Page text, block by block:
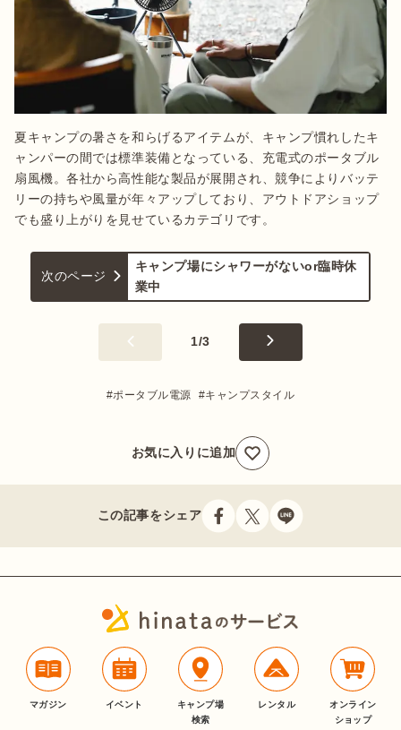
夏キャンプの暑さを和らげるアイテムが、キャンプ慣れしたキ
ャンパーの間では標準装備となっている、充電式のポータブル
扇風機。各社から高性能な製品が展開され、競争によりバッテ
リーの持ちや風量が年々アップしており、アウトドアショップ
でも盛り上がりを見せているカテゴリです。
次のページ
キャンプ場にシャワーがないor臨時休
業中
1/3
ポータブル電源 キャンプスタイル
お気に入りに追加
この記事をシェア
マガジン イベント
キャンプ場
検索
レンタル
オンライン
ショップ